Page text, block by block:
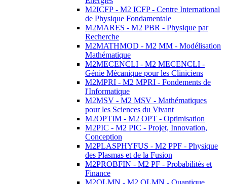
M2ICFP - M2 ICFP - Centre International
de Physique Fondamentale
M2MARES - M2 PBR - Physique par
Recherche
M2MATHMOD - M2 MM - Modélisation
Mathématique
M2MECENCLI - M2 MECENCLI -
Génie Mécanique pour les Cliniciens
M2MPRI - M2 MPRI - Fondements de
l'Informatique
M2MSV - M2 MSV - Mathématiques
pour les Sciences du Vivant
M2OPTIM - M2 OPT - Optimisation
M2PIC - M2 PIC - Projet, Innovation,
Conception
M2PLASPHYFUS - M2 PPF - Physique
des Plasmas et de la Fusion
M2PROBFIN - M2 PF - Probabilités et
Finance
M2QLMN - M2 QLMN - Quantique,